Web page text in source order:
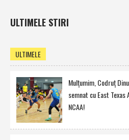
ULTIMELE STIRI
ULTIMELE
Mulţumim, Codruţ
semnat cu East
NCAA!